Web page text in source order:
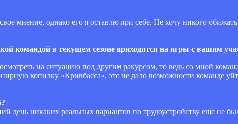
мнение, однако его я оставлю при себе. Не хочу никого
командой в текущем сезоне приходятся на игры с вашим
на ситуацию под другим ракурсом, то ведь со мной
копилку «Кривбасса», это не дало возможности команде
день никаких реальных вариантов по трудоустройству еще не